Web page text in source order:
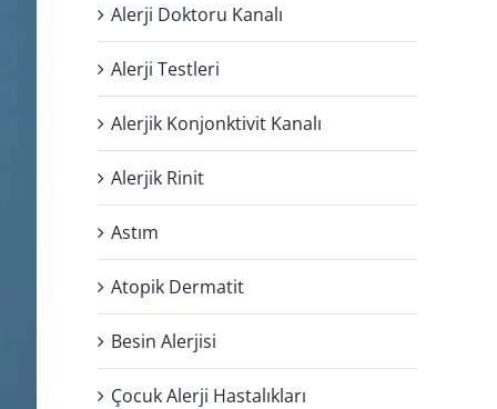
Alerji Doktoru Kanalı
Alerji Testleri
Alerjik Konjonktivit Kanalı
Alerjik Rinit
Astım
Atopik Dermatit
Besin Alerjisi
Çocuk Alerji Hastalıkları